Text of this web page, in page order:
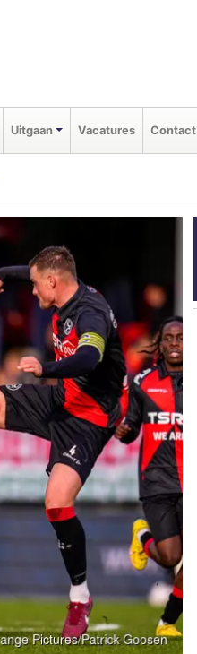
Uitgaan Vacatures Contact